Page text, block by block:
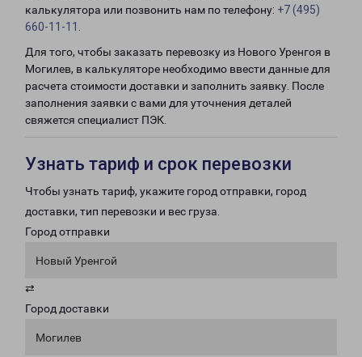
калькулятора или позвонить нам по телефону: +7 (495)
660-11-11
Для того, чтобы заказать перевозку из Нового Уренгоя в
Могилев, в калькуляторе необходимо ввести данные для
расчета стоимости доставки и заполнить заявку. После
заполнения заявки с вами для уточнения деталей
свяжется специалист ПЭК.
Узнать тариф и срок перевозки
Чтобы узнать тариф, укажите город отправки, город
доставки, тип перевозки и вес груза.
Город отправки
Новый Уренгой
⇄
Город доставки
Могилев